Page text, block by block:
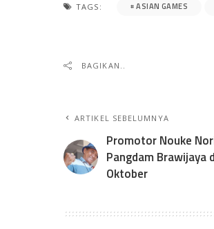
TAGS: ASIAN GAMES
BAGIKAN..
ARTIKEL SEBELUMNYA
Promotor Nouke
Pangdam Brawijaya
Oktober